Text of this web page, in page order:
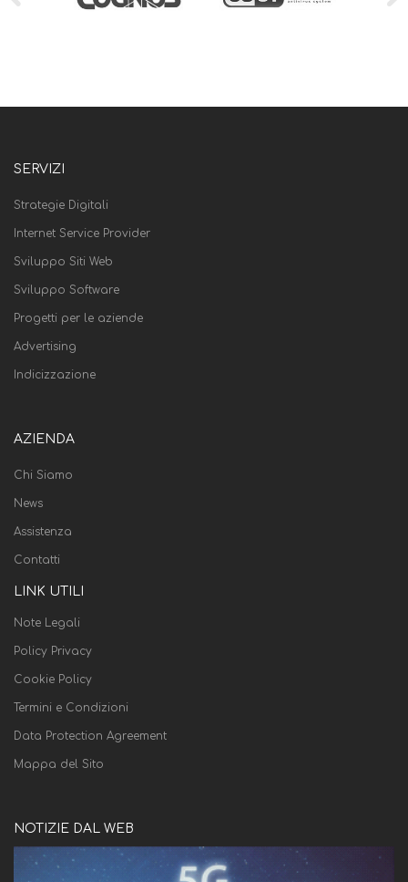
SERVIZI
Strategie Digitali
Internet Service Provider
Sviluppo Siti Web
Sviluppo Software
Progetti per le aziende
Advertising
Indicizzazione
AZIENDA
Chi Siamo
News
Assistenza
Contatti
LINK UTILI
Note Legali
Policy Privacy
Cookie Policy
Termini e Condizioni
Data Protection Agreement
Mappa del Sito
NOTIZIE DAL WEB